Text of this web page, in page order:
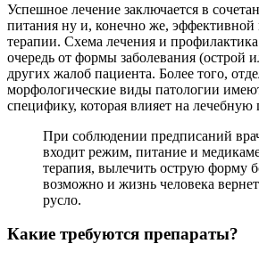
Успешное лечение заключается в
питания ну и, конечно же, эффективной
терапии. Схема лечения и
очередь от формы заболевания (острой
других жалоб пациента. Более того,
морфологические виды патологии
специфику, которая влияет на лечебную
При соблюдении предписаний
входит режим, питание и
терапия, вылечить острую форму
возможно и жизнь человека
русло.
Какие требуются препараты?